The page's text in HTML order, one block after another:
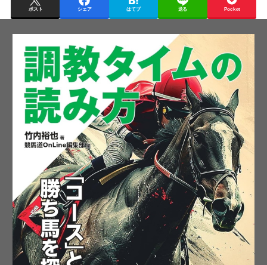
ポスト シェア はてブ 送る Pocket